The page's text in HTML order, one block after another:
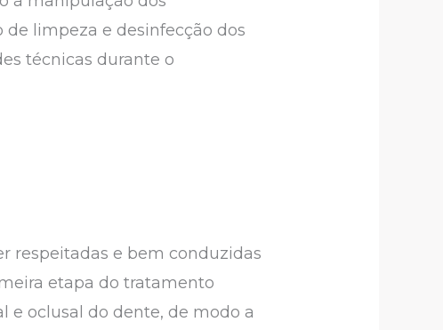
limpeza e desinfecção dos
técnicas durante o
respeitadas e bem conduzidas
etapa do tratamento
e oclusal do dente, de modo a